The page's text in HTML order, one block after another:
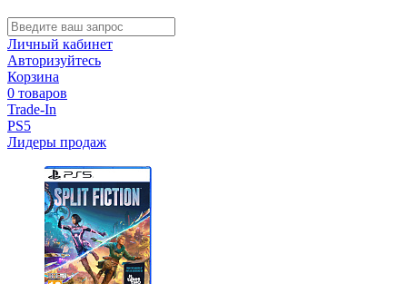
Личный кабинет
Авторизуйтесь
Корзина
0 товаров
Trade-In
PS5
Лидеры продаж